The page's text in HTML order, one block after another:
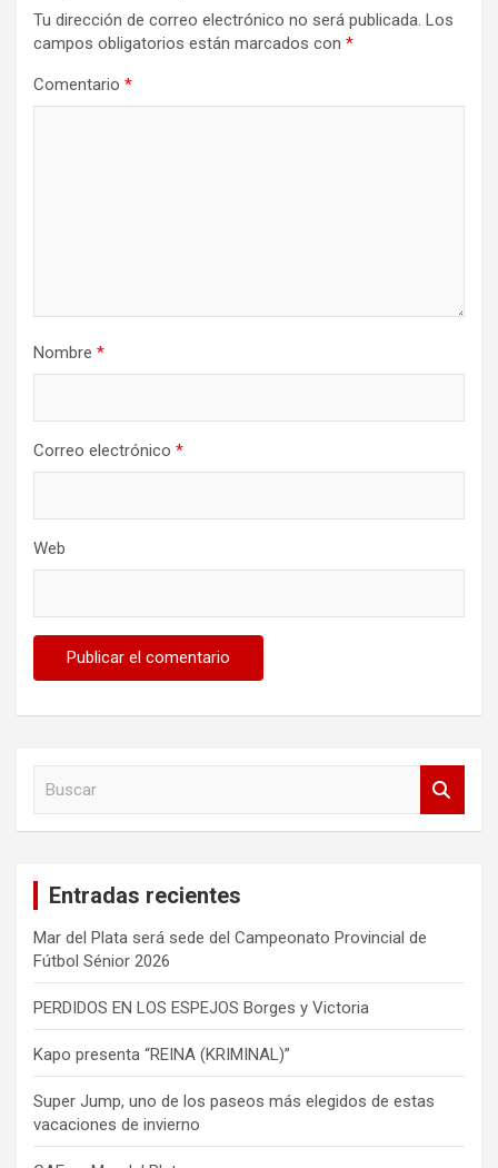
Tu dirección de correo electrónico no será publicada. Los
campos obligatorios están marcados con *
Comentario *
Nombre *
Correo electrónico *
Web
Entradas recientes
Mar del Plata será sede del Campeonato Provincial de
Fútbol Sénior 2026
PERDIDOS EN LOS ESPEJOS Borges y Victoria
Kapo presenta “REINA (KRIMINAL)”
Super Jump, uno de los paseos más elegidos de estas
vacaciones de invierno